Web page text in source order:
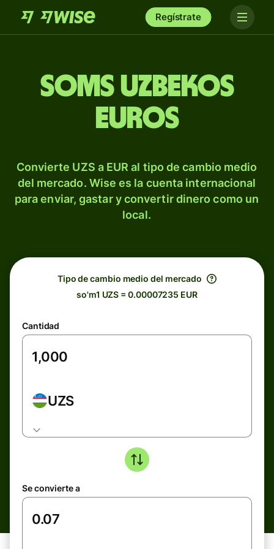
Regístrate
Soms uzbekos
euros
Convierte UZS a EUR al tipo de cambio medio
del mercado. Wise es la cuenta internacional
para enviar, gastar y convertir dinero como un
local.
Tipo de cambio medio del mercado
so'm1 UZS = 0.00007235 EUR
Cantidad
UZS
Se convierte a